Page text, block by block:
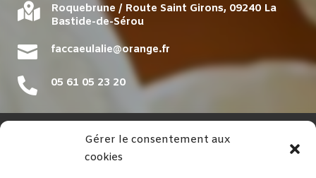
Gérer le consentement aux
cookies

Roquebrune / Route Saint Girons, 09240 La
Bastide-de-Sérou
 faccaeulalie@orange.fr
 05 61 05 23 20
NAVIGATION